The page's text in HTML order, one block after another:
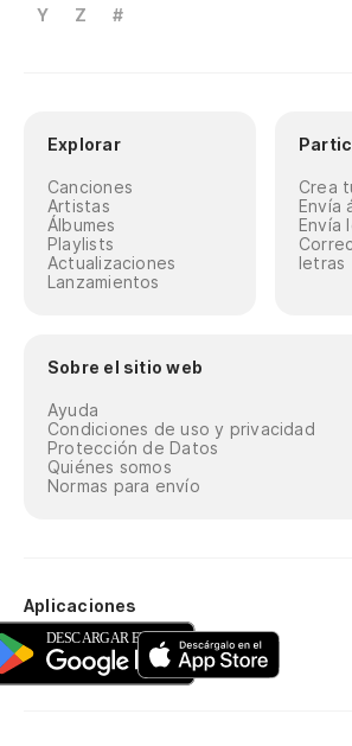
Y
Z #
Explorar
Canciones
Artistas
Álbumes
Playlists
Actualizaciones
Lanzamientos
Crea
Envía
Envía
letras
Sobre el sitio web
Ayuda
Condiciones de uso y privacidad
Protección de Datos
Quiénes somos
Normas para envío
Aplicaciones